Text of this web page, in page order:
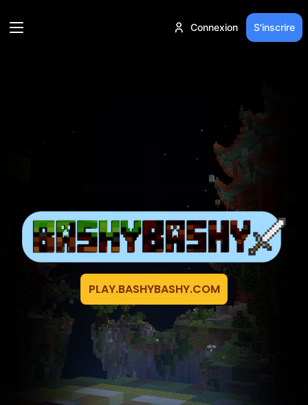
Connexion S'inscrire
PLAY.BASHYBASHY.COM